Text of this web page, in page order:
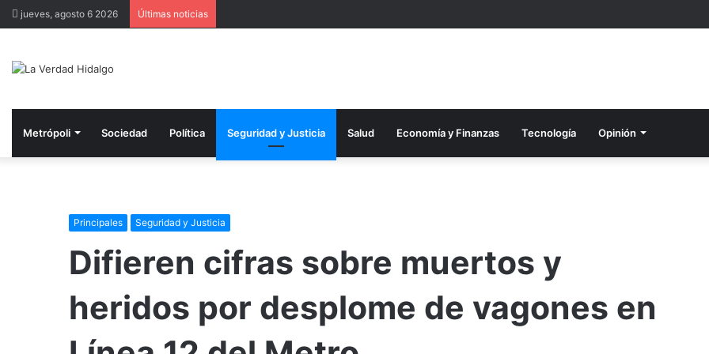
jueves, agosto 6 2026 Últimas noticias
Metrópoli Sociedad Política Seguridad y Justicia Salud Economía y Finanzas Tecnología Opinión
Principales Seguridad y Justicia
Difieren cifras sobre muertos y
heridos por desplome de vagones en